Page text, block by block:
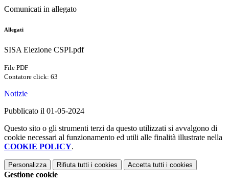
Comunicati in allegato
Allegati
SISA Elezione CSPI.pdf
File PDF
Contatore click: 63
Notizie
Pubblicato il 01-05-2024
Questo sito o gli strumenti terzi da questo utilizzati si avvalgono di
cookie necessari al funzionamento ed utili alle finalità illustrate nella
COOKIE POLICY.
Personalizza Rifiuta tutti i cookies Accetta tutti i cookies
Gestione cookie